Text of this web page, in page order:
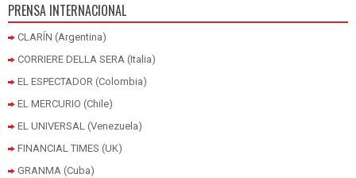
PRENSA INTERNACIONAL
CLARÍN (Argentina)
CORRIERE DELLA SERA (Italia)
EL ESPECTADOR (Colombia)
EL MERCURIO (Chile)
EL UNIVERSAL (Venezuela)
FINANCIAL TIMES (UK)
GRANMA (Cuba)